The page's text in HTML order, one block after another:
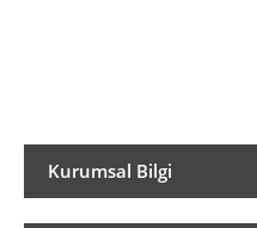
Kurumsal Bilgi